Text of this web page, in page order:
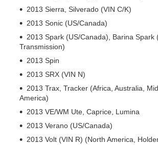
2013 Sierra, Silverado (VIN C/K)
2013 Sonic (US/Canada)
2013 Spark (US/Canada), Barina Spark
Transmission)
2013 Spin
2013 SRX (VIN N)
2013 Trax, Tracker (Africa, Australia,
America)
2013 VE/WM Ute, Caprice, Lumina
2013 Verano (US/Canada)
2013 Volt (VIN R) (North America,